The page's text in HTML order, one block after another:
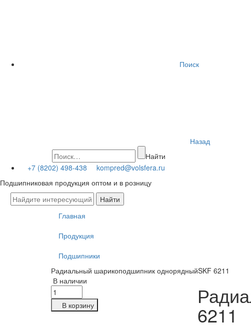
Поиск
Назад
Найти
+7 (8202) 498-438
kompred@volsfera.ru
Подшипниковая продукция оптом и в розницу
Главная
Продукция
Подшипники
Радиальный шарикоподшипник однорядныйSKF 6211
В наличии
В корзину 6211